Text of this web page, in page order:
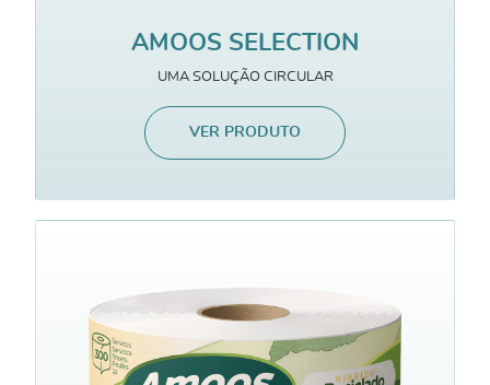
AMOOS SELECTION
UMA SOLUÇÃO CIRCULAR
VER PRODUTO